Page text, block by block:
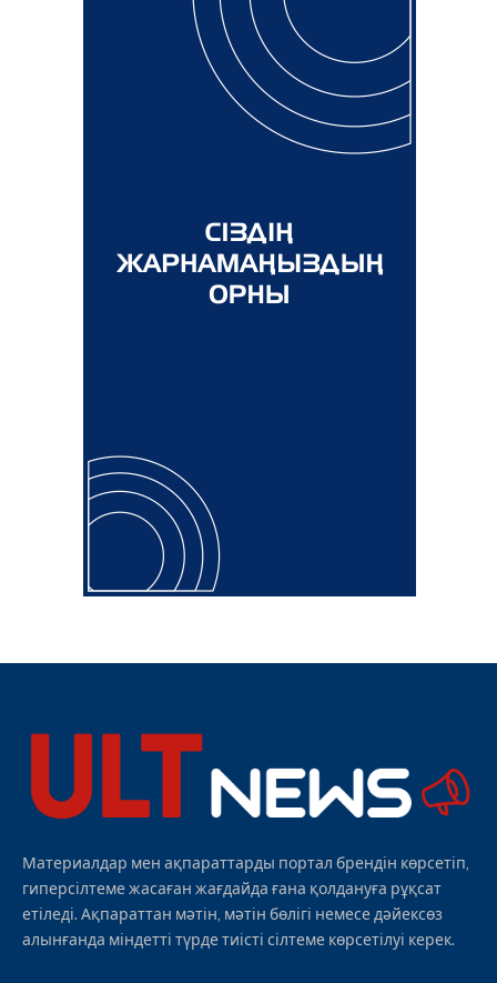
Материалдар мен ақпараттарды портал брендін көрсетіп,
гиперсілтеме жасаған жағдайда ғана қолдануға рұқсат
етіледі. Ақпараттан мәтін, мәтін бөлігі немесе дәйексөз
алынғанда міндетті түрде тиісті сілтеме көрсетілуі керек.